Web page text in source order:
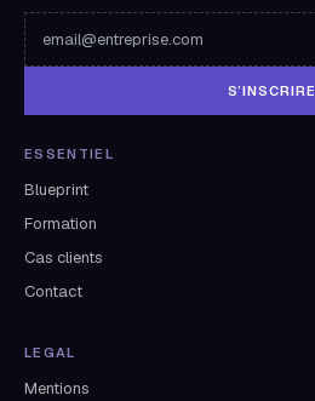
S’INSCRIRE
ESSENTIEL
Blueprint
Formation
Cas clients
Contact
LEGAL
Mentions